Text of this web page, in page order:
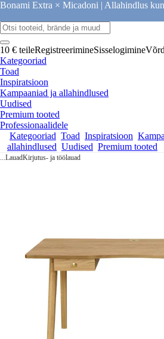
Bonami Extra × Micadoni | Allahindlus
10 € teileRegistreerimineSisselogimine
Kategooriad
Toad
Inspiratsioon
Kampaaniad ja allahindlused
Uudised
Premium tooted
Professionaalidele
Kategooriad Toad Inspiratsioon
allahindlused Uudised Premium tooted
...LauadKirjutus- ja töölauad